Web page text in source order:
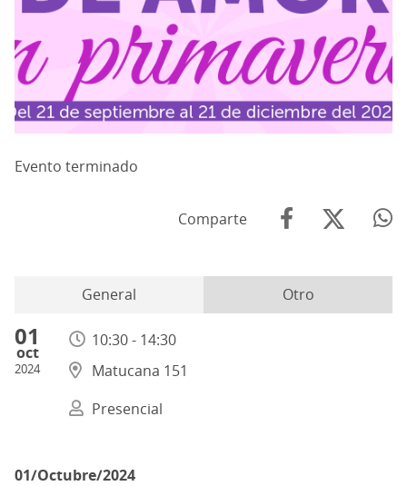
General Otro
01
oct
2024
10:30 - 14:30
Matucana 151
Presencial
01/Octubre/2024
Evento terminado
Comparte